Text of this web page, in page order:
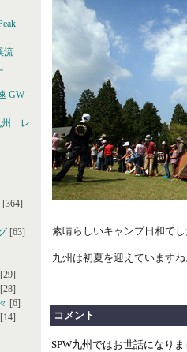
流
GW
州 レ
[364]
[63]
[29]
[28]
[6]
[14]
素晴らしいキャンプ日和で
九州は初夏を迎えています
コメント
SPW九州ではお世話になりま